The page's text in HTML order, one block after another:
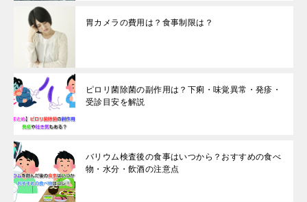
胃カメラの費用は？食事制限は？
ピロリ菌除菌の副作用は？下痢・味覚異常・発疹・
受診目安を解説
バリウム検査後の食事はいつから？おすすめの食べ
物・水分・飲酒の注意点